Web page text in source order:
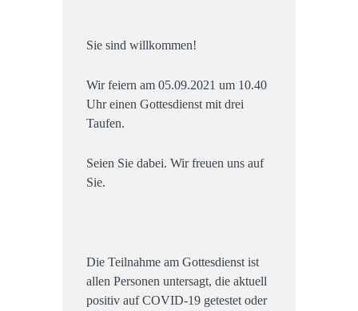
Sie sind willkommen!
Wir feiern am 05.09.2021 um 10.40
Uhr einen Gottesdienst mit drei
Taufen.
Seien Sie dabei. Wir freuen uns auf
Sie.
Die Teilnahme am Gottesdienst ist
allen Personen untersagt, die aktuell
positiv auf COVID-19 getestet oder